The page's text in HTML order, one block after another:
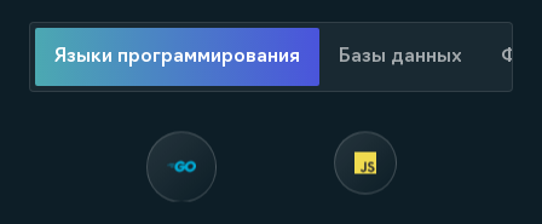
Языки программирования Базы данных